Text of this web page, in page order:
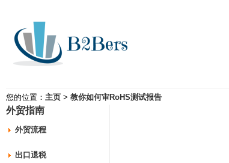
您的位置： 主页 > 教你如何审RoHS测试报告
外贸指南
外贸流程
出口退税